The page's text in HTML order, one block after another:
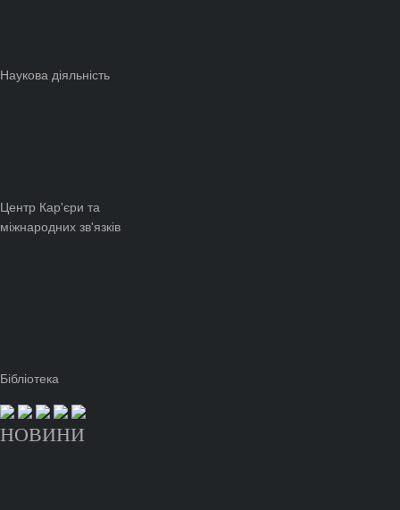
Наукова діяльність
Центр Кар'єри та
міжнародних зв'язків
Бібліотека
НОВИНИ